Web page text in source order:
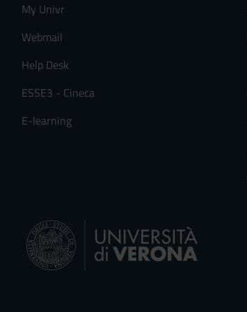
My Univr
Webmail
Help Desk
ESSE3 - Cineca
E-learning